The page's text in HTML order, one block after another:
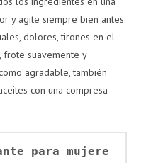
y agite siempre bien antes
dolores, tirones en el
frote suavemente y
agradable, también
con una compresa
para mujere